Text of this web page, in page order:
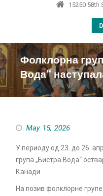
15250 58th
Фолклорна
Вода“
May 15, 2026
У периоду од 23. до 26.
група „Бистра Вода“
Канади.
На позив фолклорне